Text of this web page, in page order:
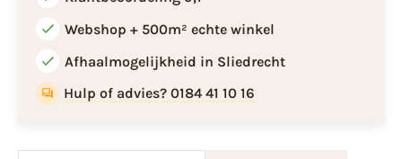
Webshop + 500m² echte winkel
Afhaalmogelijkheid in Sliedrecht
Hulp of advies? 0184 41 10 16